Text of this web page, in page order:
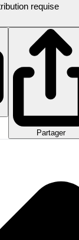
requise
Partager